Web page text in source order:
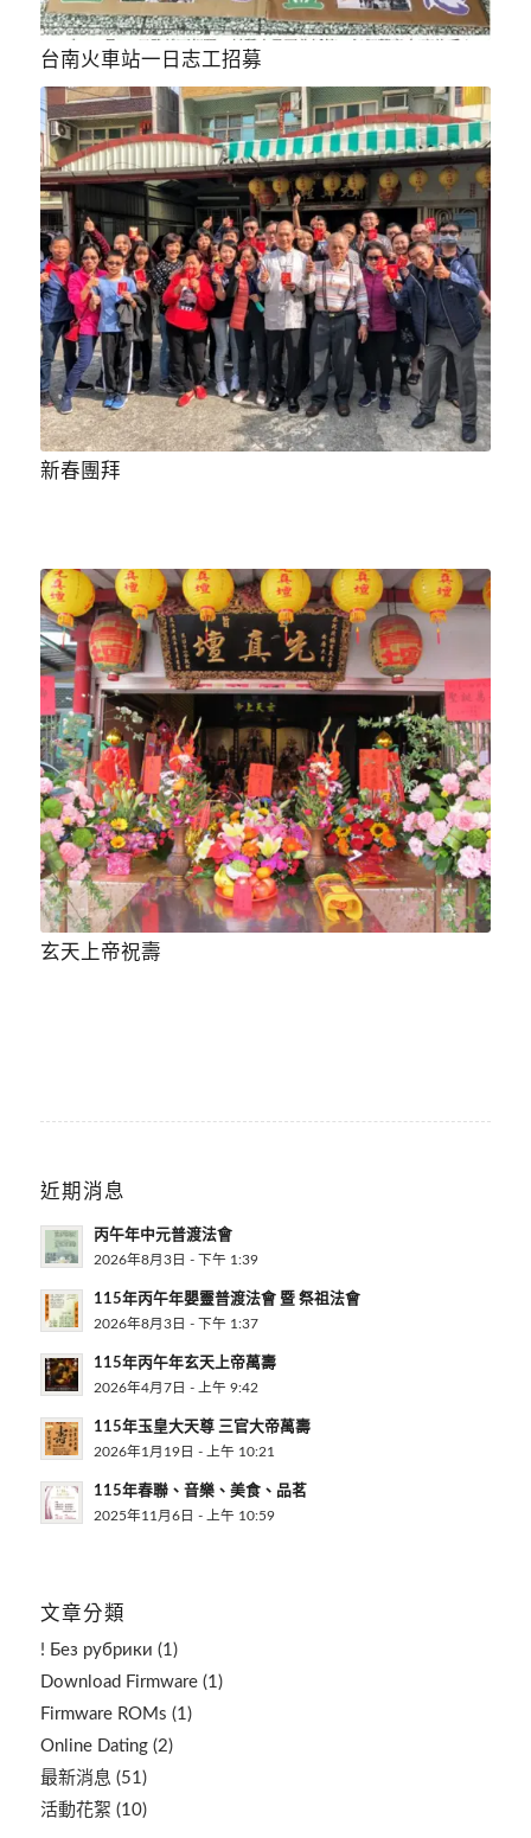
台南火車站一日志工招募
新春團拜
玄天上帝祝壽
近期消息
丙午年中元普渡法會
2026年8月3日 - 下午 1:39
115年丙午年嬰靈普渡法會 暨 祭祖法會
2026年8月3日 - 下午 1:37
115年丙午年玄天上帝萬壽
2026年4月7日 - 上午 9:42
115年玉皇大天尊 三官大帝萬壽
2026年1月19日 - 上午 10:21
115年春聯、音樂、美食、品茗
2025年11月6日 - 上午 10:59
文章分類
! Без рубрики (1)
Download Firmware(1)
Firmware ROMs (1)
Online Dating(2)
最新消息 (51)
活動花絮 (10)